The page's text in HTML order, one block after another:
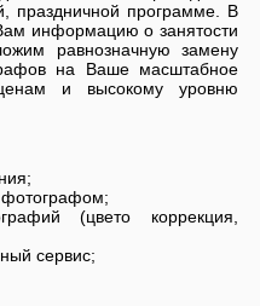
праздничной программе. В
информацию о занятости
равнозначную замену
на Ваше масштабное
и высокому уровню
фотографом;
(цвето коррекция,
сервис;